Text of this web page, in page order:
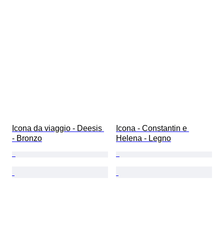
Icona da viaggio - Deesis
- Bronzo
Icona - Constantin e
Helena - Legno